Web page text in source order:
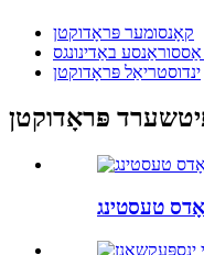
קאָנסומער פּראָדוקטן
באַדינונגס
ינדוסטריאַל פּראָדוקטן
פּראָדוקטן
טעסטינג